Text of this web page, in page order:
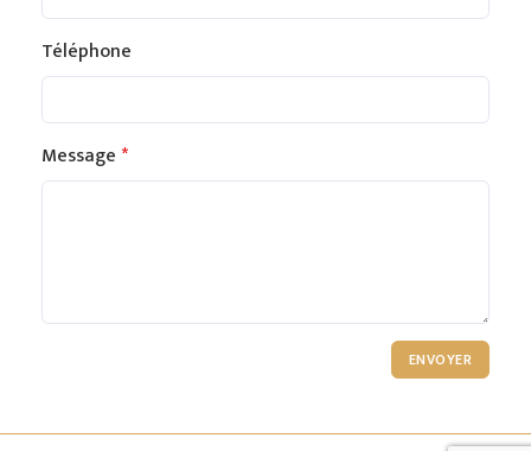
Téléphone
Message
ENVOYER